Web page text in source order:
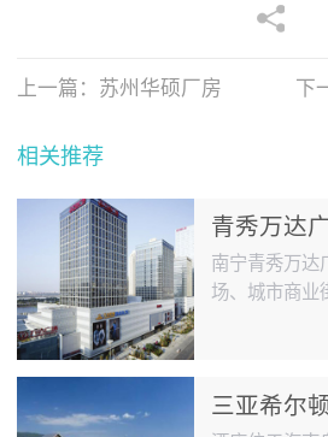
上一篇： 苏州华硕厂房 下
相关推荐
青秀万达
南宁青秀万达
场、城市商业
之一。（使用
三亚希尔